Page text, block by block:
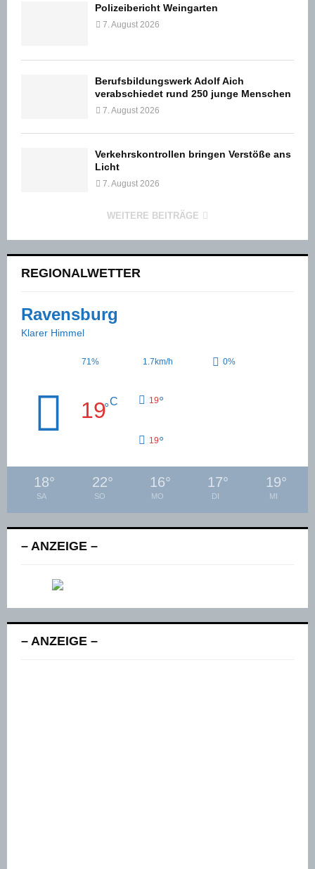
Polizeibericht Weingarten
7. August 2026
Berufsbildungswerk Adolf Aich
verabschiedet rund 250 junge Menschen
7. August 2026
Verkehrskontrollen bringen Verstöße ans
Licht
7. August 2026
WEITERE BEITRÄGE
REGIONALWETTER
Ravensburg
Klarer Himmel
71% 1.7km/h 0%
19°C 19°
19°
18°
SA
22°
SO
16°
MO
17°
DI
19°
MI
– ANZEIGE –
– ANZEIGE –